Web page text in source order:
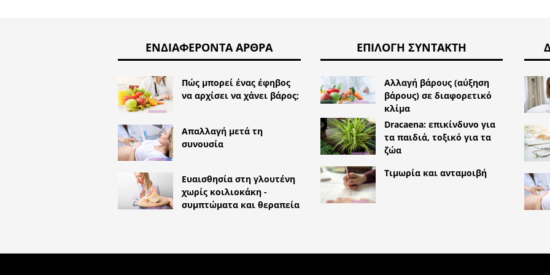
ΕΝΔΙΑΦΈΡΟΝΤΑ ΆΡΘΡΑ
Πώς μπορεί ένας έφηβος
να αρχίσει να χάνει βάρος;
Απαλλαγή μετά τη
συνουσία
Ευαισθησία στη γλουτένη
χωρίς κοιλιοκάκη -
συμπτώματα και θεραπεία
ΕΠΙΛΟΓΉ ΣΥΝΤΆΚΤΗ
Αλλαγή βάρους (αύξηση
βάρους) σε διαφορετικό
κλίμα
Dracaena: επικίνδυνο για
τα παιδιά, τοξικό για τα
ζώα
Τιμωρία και ανταμοιβή